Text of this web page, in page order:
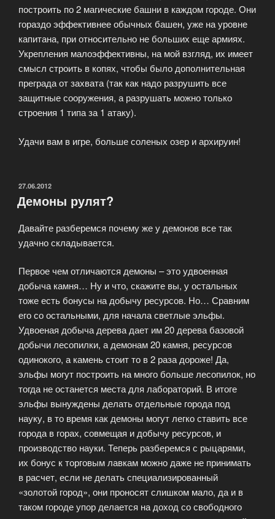
построить по 2 магические башни в каждом городе. Они
гораздо эффективнее обычных башен, уже на уровне
капитана, при относительно не больших еще армиях.
Укрепления малоэффективны, на мой взгляд, их имеет
смысл строить в копях, чтобы было дополнительная
преграда от захвата (так как надо разрушить все
защитные сооружения, а разрушать можно только
строения 1 типа за 1 атаку).
Удачи вам в игре, больше соленых озер и архируин!
ОПУБЛИКОВАНО
27.06.2012
Демоны рулят?
Давайте разберемся почему же у демонов все так
удачно складывается.
Первое чем отличаются демоны – это удвоенная
добыча камня… Ну и что, скажите вы, у остальных
тоже есть бонусы на добычу ресурсов. Но… Сравним
его со остальными, для начала светлые эльфы.
Удвоеная добыча дерева дает им 20 дерева базовой
добычи лесопилки, а демонам 20 камня, ресурсов
одинокого, а камень стоит то в 2 раза дороже! Да,
эльфы могут построить на много больше лесопилок, но
тогда не останется места для лабораторий. В итоге
эльфы вынуждены делать отдельные города под
науку, в то время как демоны могут легко ставить все
города в горах, совмещая и добычу ресурсов, и
производство науки. Теперь разберемся с рыцарями,
их бонус к торговым лавкам можно даже не принимать
в расчет, если не делать специализированный
«золотой город», они проносят слишком мало, да и в
таком городе упор делается на доход со свободного